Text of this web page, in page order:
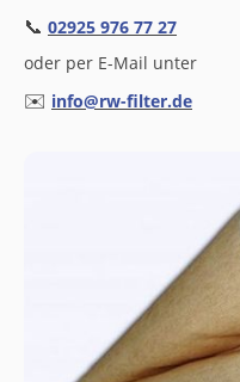
📞 02925 976 77 27
oder per E-Mail unter
✉️ info@rw-filter.de